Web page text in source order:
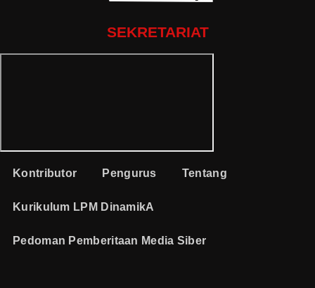
SEKRETARIAT
Kontributor Pengurus Tentang
Kurikulum LPM DinamikA
Pedoman Pemberitaan Media Siber